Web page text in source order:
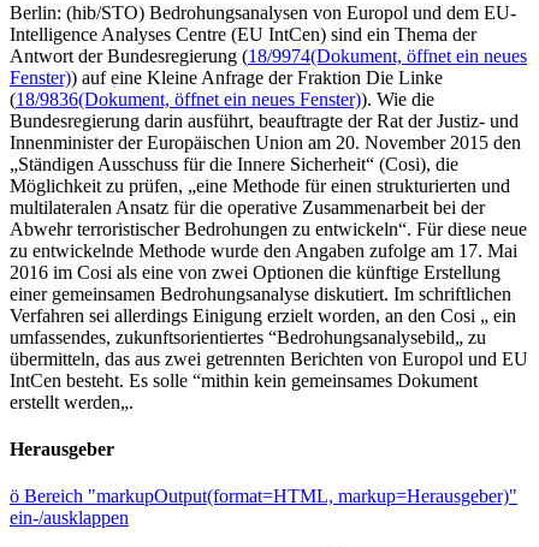
Berlin: (hib/STO) Bedrohungsanalysen von Europol und dem EU-
Intelligence Analyses Centre (EU IntCen) sind ein Thema der
Antwort der Bundesregierung (18/9974(Dokument, öffnet ein neues
Fenster)) auf eine Kleine Anfrage der Fraktion Die Linke
(18/9836(Dokument, öffnet ein neues Fenster)). Wie die
Bundesregierung darin ausführt, beauftragte der Rat der Justiz- und
Innenminister der Europäischen Union am 20. November 2015 den
„Ständigen Ausschuss für die Innere Sicherheit“ (Cosi), die
Möglichkeit zu prüfen, „eine Methode für einen strukturierten und
multilateralen Ansatz für die operative Zusammenarbeit bei der
Abwehr terroristischer Bedrohungen zu entwickeln“. Für diese neue
zu entwickelnde Methode wurde den Angaben zufolge am 17. Mai
2016 im Cosi als eine von zwei Optionen die künftige Erstellung
einer gemeinsamen Bedrohungsanalyse diskutiert. Im schriftlichen
Verfahren sei allerdings Einigung erzielt worden, an den Cosi „ ein
umfassendes, zukunftsorientiertes “Bedrohungsanalysebild„ zu
übermitteln, das aus zwei getrennten Berichten von Europol und EU
IntCen besteht. Es solle “mithin kein gemeinsames Dokument
erstellt werden„.
Herausgeber
ö Bereich "markupOutput(format=HTML, markup=Herausgeber)"
ein-/ausklappen